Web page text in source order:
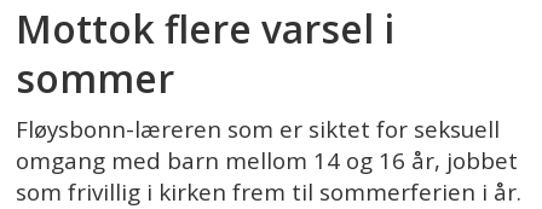
Mottok flere varsel i
sommer
Fløysbonn-læreren som er siktet for seksuell
omgang med barn mellom 14 og 16 år, jobbet
som frivillig i kirken frem til sommerferien i år.